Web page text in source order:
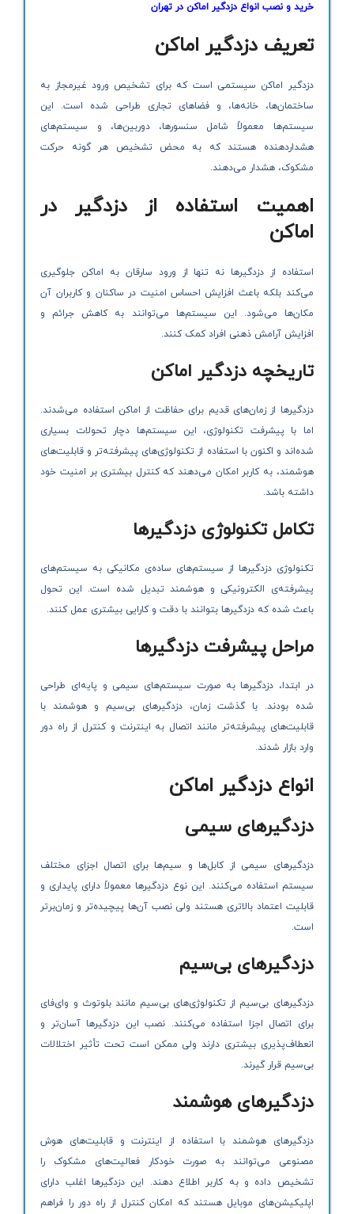
خرید و نصب انواع دزدگیر اماکن در تهران
تعریف دزدگیر اماکن
دزدگیر اماکن سیستمی است که برای تشخیص ورود غیرمجاز به
ساختمان‌ها، خانه‌ها، و فضاهای تجاری طراحی شده است. این
سیستم‌ها معمولاً شامل سنسورها، دوربین‌ها، و سیستم‌های
هشداردهنده هستند که به محض تشخیص هر گونه حرکت
مشکوک، هشدار می‌دهند.
اهمیت استفاده از دزدگیر در
اماکن
استفاده از دزدگیرها نه تنها از ورود سارقان به اماکن جلوگیری
می‌کند بلکه باعث افزایش احساس امنیت در ساکنان و کاربران آن
مکان‌ها می‌شود. این سیستم‌ها می‌توانند به کاهش جرائم و
افزایش آرامش ذهنی افراد کمک کنند.
تاریخچه دزدگیر اماکن
دزدگیرها از زمان‌های قدیم برای حفاظت از اماکن استفاده می‌شدند.
اما با پیشرفت تکنولوژی، این سیستم‌ها دچار تحولات بسیاری
شده‌اند و اکنون با استفاده از تکنولوژی‌های پیشرفته‌تر و قابلیت‌های
هوشمند، به کاربر امکان می‌دهند که کنترل بیشتری بر امنیت خود
داشته باشد.
تکامل تکنولوژی دزدگیرها
تکنولوژی دزدگیرها از سیستم‌های ساده‌ی مکانیکی به سیستم‌های
پیشرفته‌ی الکترونیکی و هوشمند تبدیل شده است. این تحول
باعث شده که دزدگیرها بتوانند با دقت و کارایی بیشتری عمل کنند.
مراحل پیشرفت دزدگیرها
در ابتدا، دزدگیرها به صورت سیستم‌های سیمی و پایه‌ای طراحی
شده بودند. با گذشت زمان، دزدگیرهای بی‌سیم و هوشمند با
قابلیت‌های پیشرفته‌تر مانند اتصال به اینترنت و کنترل از راه دور
وارد بازار شدند.
انواع دزدگیر اماکن
دزدگیرهای سیمی
دزدگیرهای سیمی از کابل‌ها و سیم‌ها برای اتصال اجزای مختلف
سیستم استفاده می‌کنند. این نوع دزدگیرها معمولاً دارای پایداری و
قابلیت اعتماد بالاتری هستند ولی نصب آن‌ها پیچیده‌تر و زمان‌برتر
است.
دزدگیرهای بی‌سیم
دزدگیرهای بی‌سیم از تکنولوژی‌های بی‌سیم مانند بلوتوث و وای‌فای
برای اتصال اجزا استفاده می‌کنند. نصب این دزدگیرها آسان‌تر و
انعطاف‌پذیری بیشتری دارند ولی ممکن است تحت تأثیر اختلالات
بی‌سیم قرار گیرند.
دزدگیرهای هوشمند
دزدگیرهای هوشمند با استفاده از اینترنت و قابلیت‌های هوش
مصنوعی می‌توانند به صورت خودکار فعالیت‌های مشکوک را
تشخیص داده و به کاربر اطلاع دهند. این دزدگیرها اغلب دارای
اپلیکیشن‌های موبایل هستند که امکان کنترل از راه دور را فراهم